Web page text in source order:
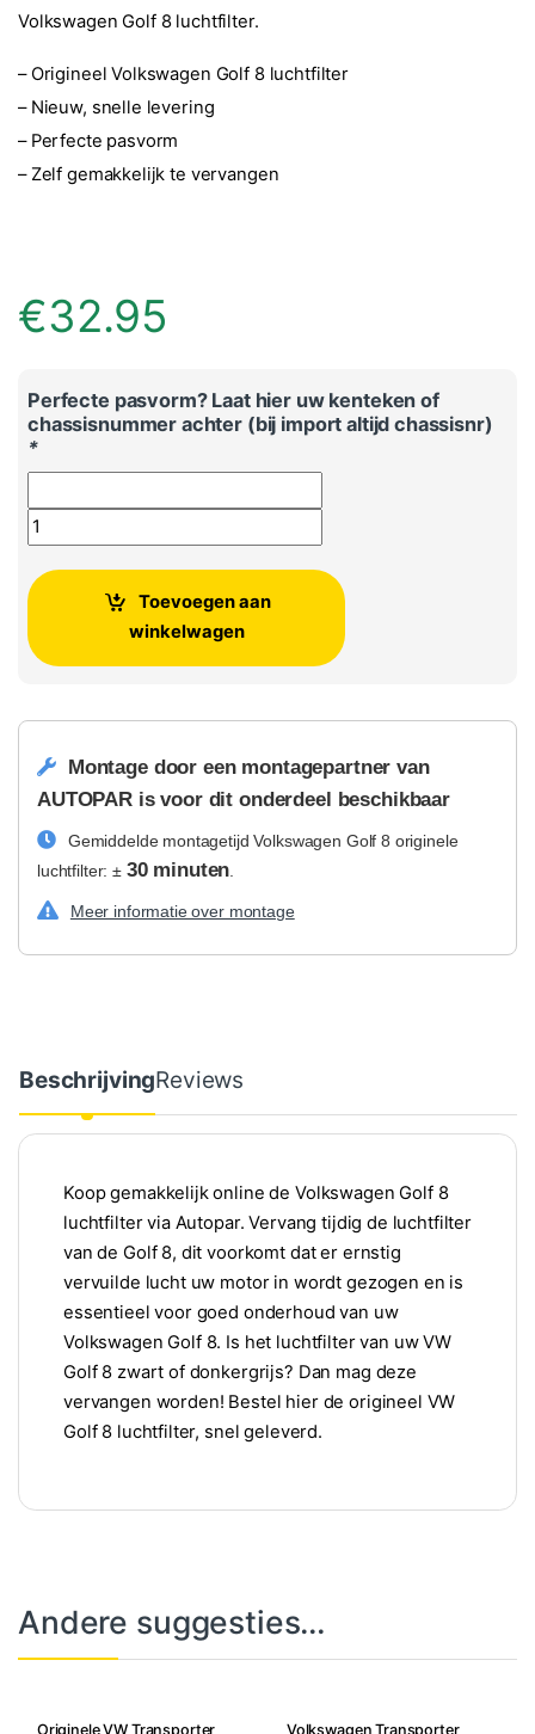
Volkswagen Golf 8 luchtfilter.
– Origineel Volkswagen Golf 8 luchtfilter
– Nieuw, snelle levering
– Perfecte pasvorm
– Zelf gemakkelijk te vervangen
€32.95
Perfecte pasvorm? Laat hier uw kenteken of
chassisnummer achter (bij import altijd chassisnr)
*
Volkswagen Golf 8 originele luchtfilter aantal
Toevoegen aan
winkelwagen
Montage door een montagepartner van
AUTOPAR is voor dit onderdeel beschikbaar
Gemiddelde montagetijd Volkswagen Golf 8 originele
luchtfilter: ± 30 minuten
Meer informatie over montage
BeschrijvingReviews
Koop gemakkelijk online de Volkswagen Golf 8
luchtfilter via Autopar. Vervang tijdig de luchtfilter
van de Golf 8, dit voorkomt dat er ernstig
vervuilde lucht uw motor in wordt gezogen en is
essentieel voor goed onderhoud van uw
Volkswagen Golf 8. Is het luchtfilter van uw VW
Golf 8 zwart of donkergrijs? Dan mag deze
vervangen worden! Bestel hier de origineel VW
Golf 8 luchtfilter, snel geleverd.
Andere suggesties…
Originele VW Transporter Volkswagen Transporter